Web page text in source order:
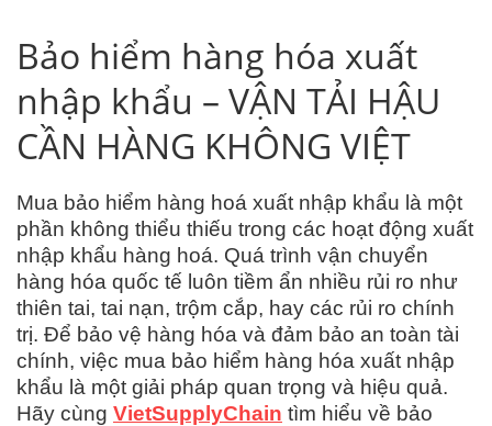
Bảo hiểm hàng hóa xuất
nhập khẩu – VẬN TẢI HẬU
CẦN HÀNG KHÔNG VIỆT
Mua bảo hiểm hàng hoá xuất nhập khẩu là một
phần không thiểu thiếu trong các hoạt động xuất
nhập khẩu hàng hoá. Quá trình vận chuyển
hàng hóa quốc tế luôn tiềm ẩn nhiều rủi ro như
thiên tai, tai nạn, trộm cắp, hay các rủi ro chính
trị. Để bảo vệ hàng hóa và đảm bảo an toàn tài
chính, việc mua bảo hiểm hàng hóa xuất nhập
khẩu là một giải pháp quan trọng và hiệu quả.
Hãy cùng VietSupplyChain tìm hiểu về bảo